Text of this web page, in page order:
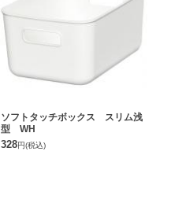
ソフトタッチボックス スリム浅
型 WH
328円(税込)